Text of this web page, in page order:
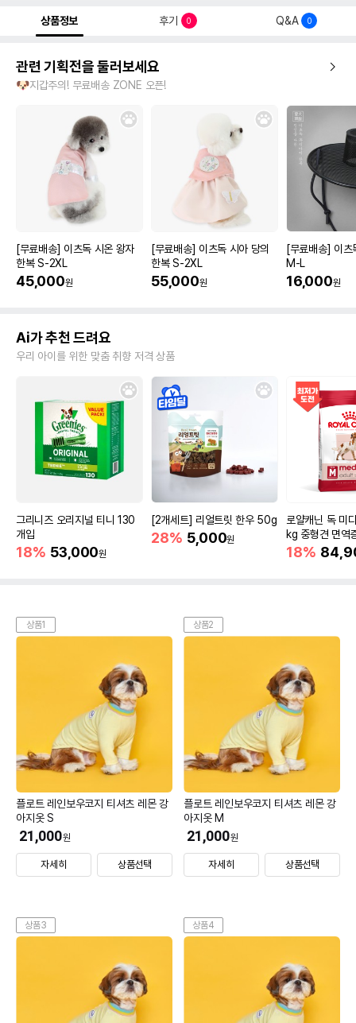
상품정보 후기 0 Q&A 0
관련 기획전을 둘러보세요
🐶지갑주의! 무료배송 ZONE 오픈!
[무료배송] 이츠독 시온 왕자
한복 S-2XL
45,000원
[무료배송] 이츠독 시아 당의
한복 S-2XL
55,000원
[무료배송] 이츠
M-L
16,000원
Ai가 추천 드려요
우리 아이를 위한 맞춤 취향 저격 상품
그리니즈 오리지널 티니 130
개입
18% 53,000원
[2개세트] 리얼트릿 한우 50g
28% 5,000원
로얄캐닌 독 미
kg 중형견 면역
18%
상품1
플로트 레인보우코지 티셔츠 레몬 강
아지옷 S
21,000원
자세히 상품선택
상품2
플로트 레인보우코지 티셔츠 레몬 강
아지옷 M
21,000원
자세히 상품선택
상품3 상품4